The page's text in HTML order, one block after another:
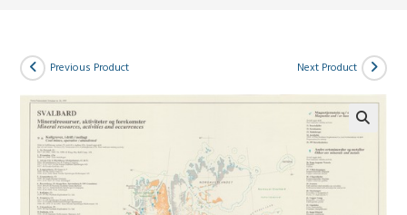
Previous Product Next Product
🔍